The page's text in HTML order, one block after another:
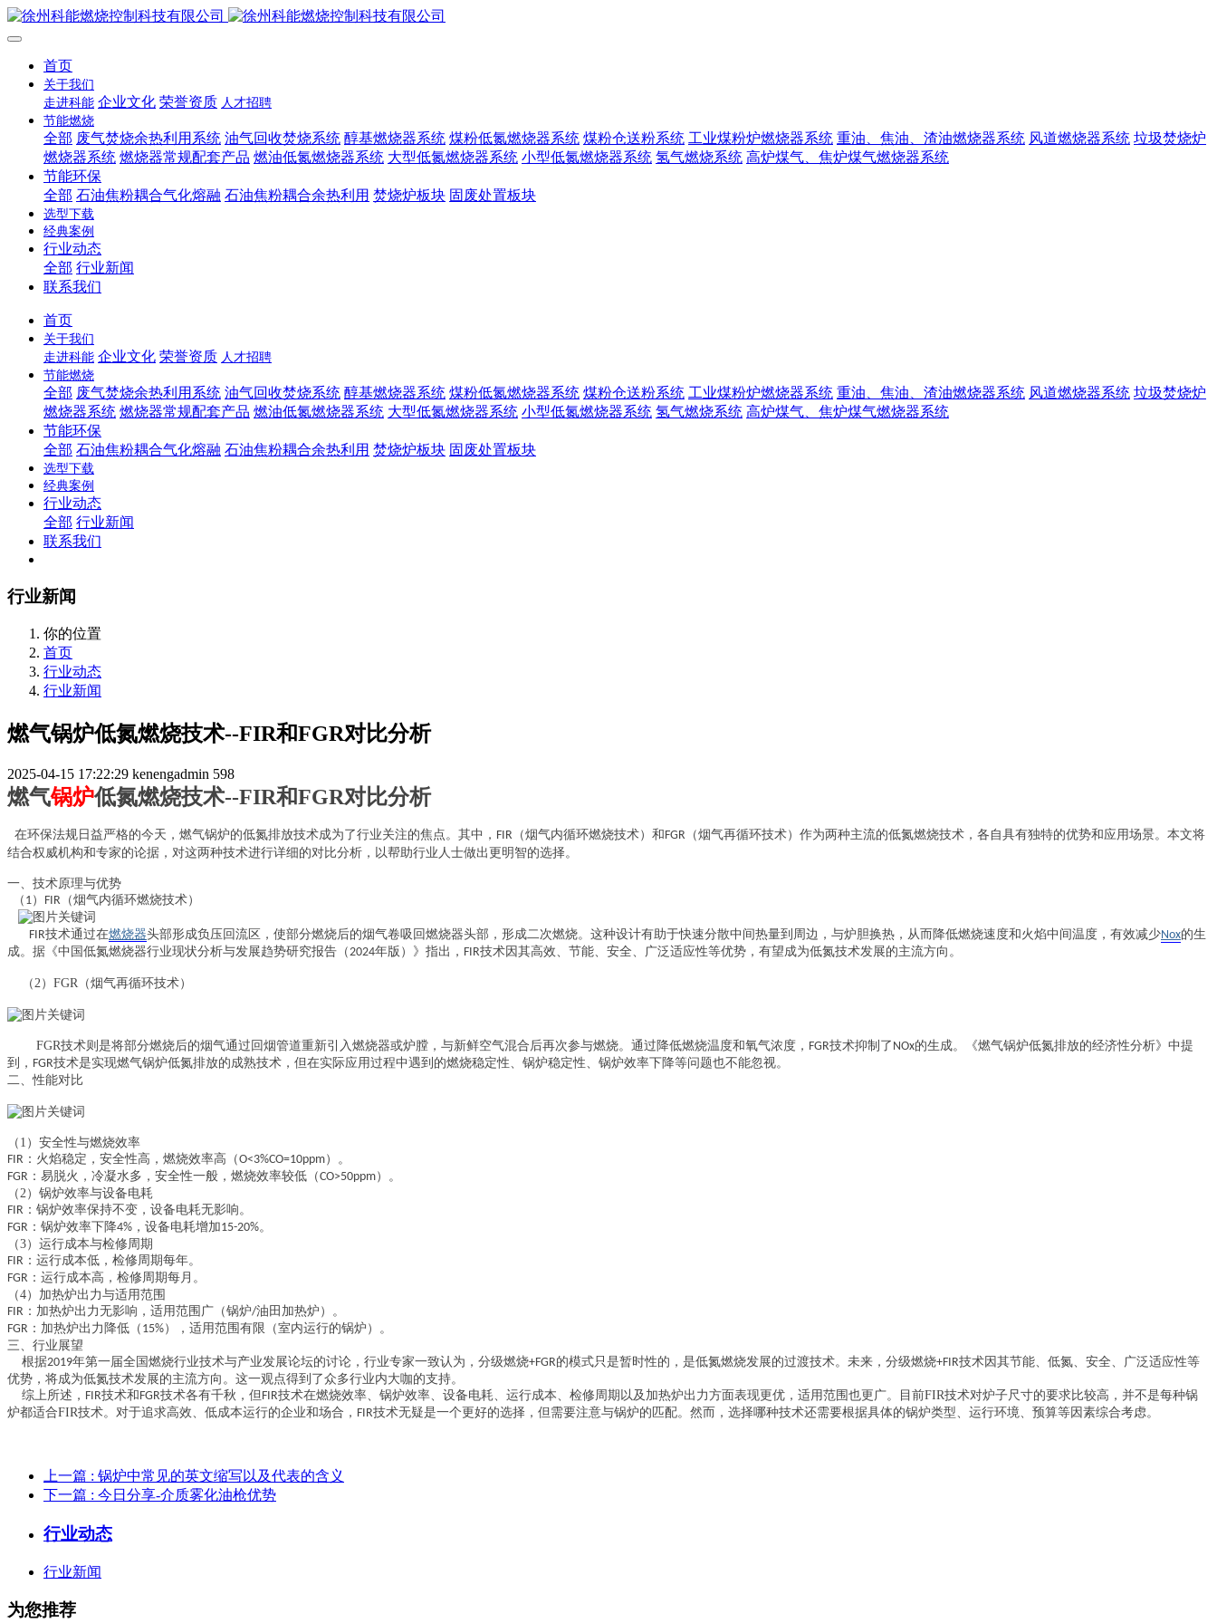
首页
关于我们
走进科能 企业文化 荣誉资质 人才招聘
节能燃烧
全部 废气焚烧余热利用系统 油气回收焚烧系统 醇基燃烧器系统 煤粉低氮燃烧器系统 煤粉仓送粉系统 工业煤粉炉燃烧器系统 重油、焦油、渣油燃烧器系统 风道燃烧器系统 垃圾焚烧炉
燃烧器系统 燃烧器常规配套产品 燃油低氮燃烧器系统 大型低氮燃烧器系统 小型低氮燃烧器系统 氢气燃烧系统 高炉煤气、焦炉煤气燃烧器系统
节能环保
全部 石油焦粉耦合气化熔融 石油焦粉耦合余热利用 焚烧炉板块 固废处置板块
选型下载
经典案例
行业动态
全部 行业新闻
联系我们
首页
关于我们
走进科能 企业文化 荣誉资质 人才招聘
节能燃烧
全部 废气焚烧余热利用系统 油气回收焚烧系统 醇基燃烧器系统 煤粉低氮燃烧器系统 煤粉仓送粉系统 工业煤粉炉燃烧器系统 重油、焦油、渣油燃烧器系统 风道燃烧器系统 垃圾焚烧炉
燃烧器系统 燃烧器常规配套产品 燃油低氮燃烧器系统 大型低氮燃烧器系统 小型低氮燃烧器系统 氢气燃烧系统 高炉煤气、焦炉煤气燃烧器系统
节能环保
全部 石油焦粉耦合气化熔融 石油焦粉耦合余热利用 焚烧炉板块 固废处置板块
选型下载
经典案例
行业动态
全部 行业新闻
联系我们
行业新闻
你的位置
首页
行业动态
行业新闻
燃气锅炉低氮燃烧技术--FIR和FGR对比分析
2025-04-15 17:22:29 kenengadmin 598
燃气锅炉低氮燃烧技术--FIR和FGR对比分析
在环保法规日益严格的今天，燃气锅炉的低氮排放技术成为了行业关注的焦点。其中， FIR （烟气内循环燃烧技术）和 FGR （烟气再循环技术）作为两种主流的低氮燃烧技术，各自具有独特的优势和应用场景。本文将
结合权威机构和专家的论据，对这两种技术进行详细的对比分析，以帮助行业人士做出更明智的选择。
一、技术原理与优势
（1）FIR （烟气内循环燃烧技术）
FIR技术通过在燃烧器头部形成负压回流区，使部分燃烧后的烟气卷吸回燃烧器头部，形成二次燃烧。这种设计有助于快速分散中间热量到周边，与炉胆换热，从而降低燃烧速度和火焰中间温度，有效减少Nox的生
成。据《中国低氮燃烧器行业现状分析与发展趋势研究报告（2024年版）》指出， FIR技术因其高效、节能、安全、广泛适应性等优势，有望成为低氮技术发展的主流方向。
（2）FGR （烟气再循环技术）
FGR技术则是将部分燃烧后的烟气通过回烟管道重新引入燃烧器或炉膛，与新鲜空气混合后再次参与燃烧。通过降低燃烧温度和氧气浓度， FGR技术抑制了 NOx的生成。《燃气锅炉低氮排放的经济性分析》中提
到， FGR技术是实现燃气锅炉低氮排放的成熟技术，但在实际应用过程中遇到的燃烧稳定性、锅炉稳定性、锅炉效率下降等问题也不能忽视。
二、性能对比
（1）安全性与燃烧效率
FIR ：火焰稳定，安全性高，燃烧效率高（O<3%CO=10ppm）。
FGR ：易脱火，冷凝水多，安全性一般，燃烧效率较低（CO>50ppm）。
（2）锅炉效率与设备电耗
FIR ：锅炉效率保持不变，设备电耗无影响。
FGR ：锅炉效率下降4% ，设备电耗增加15-20%。
（3）运行成本与检修周期
FIR ：运行成本低，检修周期每年。
FGR ：运行成本高，检修周期每月。
（4）加热炉出力与适用范围
FIR ：加热炉出力无影响，适用范围广（锅炉/油田加热炉）。
FGR ：加热炉出力降低（ 15%），适用范围有限（室内运行的锅炉）。
三、行业展望
根据2019年第一届全国燃烧行业技术与产业发展论坛的讨论，行业专家一致认为，分级燃烧+FGR的模式只是暂时性的，是低氮燃烧发展的过渡技术。未来，分级燃烧+FIR技术因其节能、低氮、安全、广泛适应性等
优势，将成为低氮技术发展的主流方向。这一观点得到了众多行业内大咖的支持。
综上所述， FIR技术和 FGR技术各有千秋，但FIR技术在燃烧效率、锅炉效率、设备电耗、运行成本、检修周期以及加热炉出力方面表现更优，适用范围也更广。目前FIR技术对炉子尺寸的要求比较高，并不是每种锅
炉都适合FIR技术。对于追求高效、低成本运行的企业和场合， FIR技术无疑是一个更好的选择，但需要注意与锅炉的匹配。然而，选择哪种技术还需要根据具体的锅炉类型、运行环境、预算等因素综合考虑。
上一篇 : 锅炉中常见的英文缩写以及代表的含义
下一篇 : 今日分享-介质雾化油枪优势
行业动态
行业新闻
为您推荐